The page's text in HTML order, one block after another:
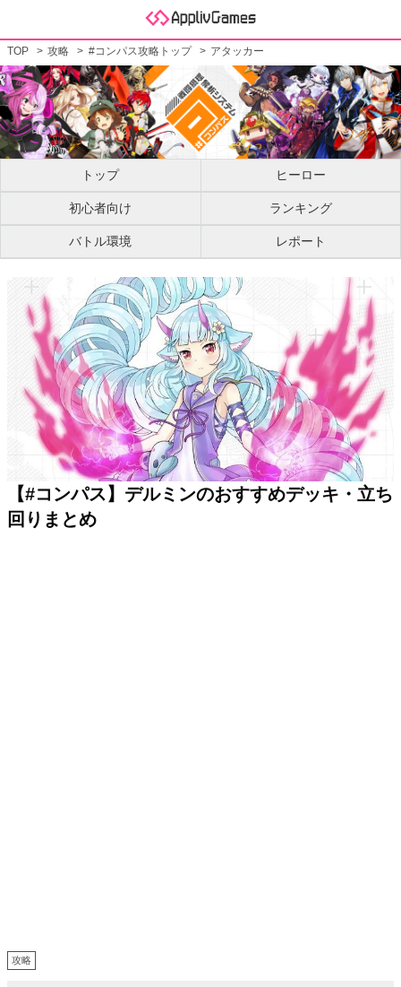
TOP 攻略 #コンパス攻略トップ アタッカー
トップ ヒーロー
初心者向け ランキング
バトル環境 レポート
【#コンパス】デルミンのおすすめデッキ・立ち
回りまとめ
攻略